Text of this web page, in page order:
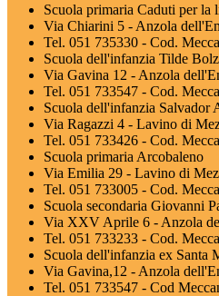
Scuola primaria Caduti per la
Via Chiarini 5 - Anzola
Tel. 051 735330 - Cod.
Scuola dell'infanzia Tilde
Via Gavina 12 - Anzola
Tel. 051 733547 - Cod.
Scuola dell'infanzia Salvador
Via Ragazzi 4 - Lavino di
Tel. 051 733426 - Cod.
Scuola primaria Arcobaleno
Via Emilia 29 - Lavino di
Tel. 051 733005 - Cod.
Scuola secondaria Giovanni
Via XXV Aprile 6 - Anzola
Tel. 051 733233 - Cod.
Scuola dell'infanzia ex Santa
Via Gavina,12 - Anzola
Tel. 051 733547 - Cod